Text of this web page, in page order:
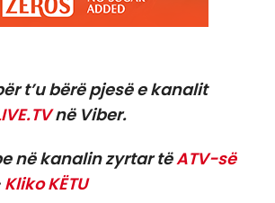
t’u bërë pjesë e kanalit
në Viber.
në kanalin zyrtar tëATV-së
Kliko KËTU